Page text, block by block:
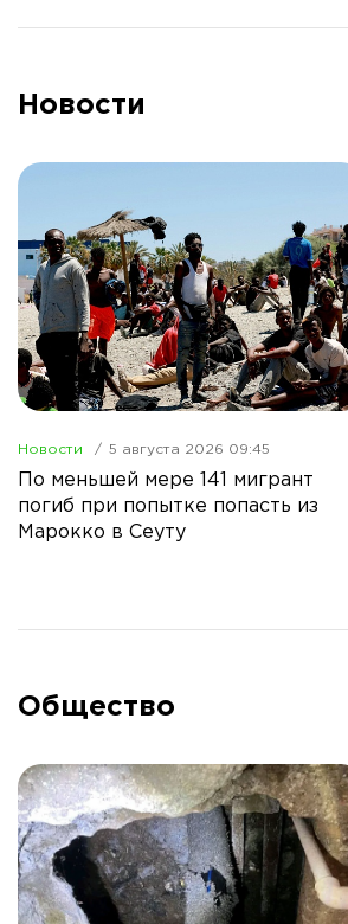
Новости
Новости 5 августа 2026 09:45
По меньшей мере 141 мигрант
погиб при попытке попасть из
Марокко в Сеуту
Общество